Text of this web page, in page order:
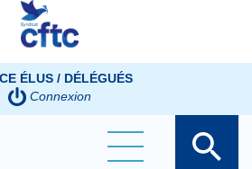
ÉLUS / DÉLÉGUÉS
Connexion
cookies